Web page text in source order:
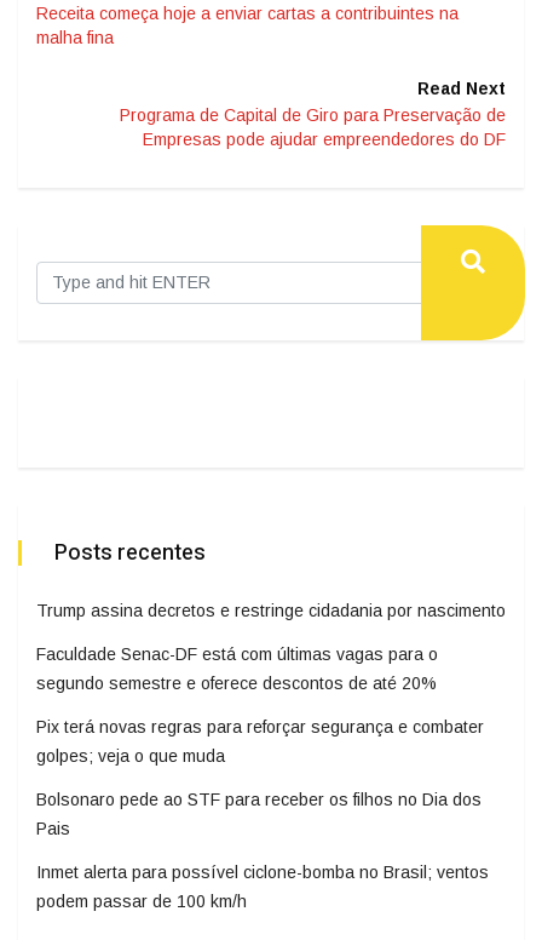
Receita começa hoje a enviar cartas a contribuintes na
malha fina
Read Next
Programa de Capital de Giro para Preservação de
Empresas pode ajudar empreendedores do DF
Posts recentes
Trump assina decretos e restringe cidadania por nascimento
Faculdade Senac-DF está com últimas vagas para o
segundo semestre e oferece descontos de até 20%
Pix terá novas regras para reforçar segurança e combater
golpes; veja o que muda
Bolsonaro pede ao STF para receber os filhos no Dia dos
Pais
Inmet alerta para possível ciclone-bomba no Brasil; ventos
podem passar de 100 km/h